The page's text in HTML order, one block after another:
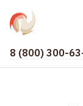
8 (800) 300-